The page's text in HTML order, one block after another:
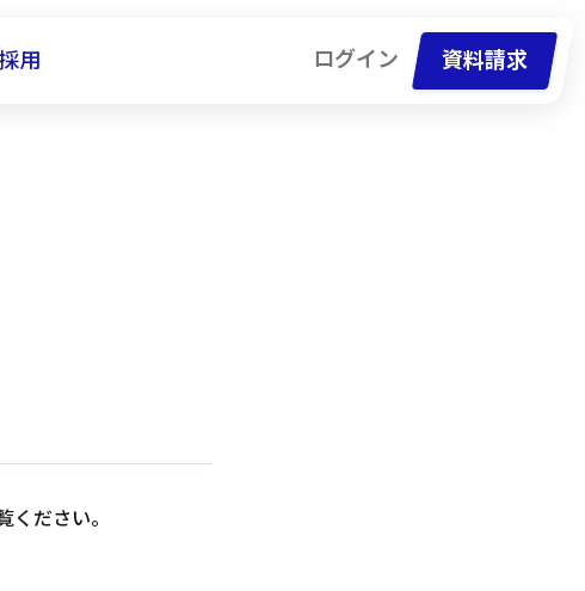
ださい。
用 ログイン
資料請求
資料請求